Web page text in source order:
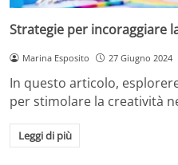
Strategie per incoraggiare
Marina Esposito 27 Giugno 2024
In questo articolo,
per stimolare la creatività
Leggi di più